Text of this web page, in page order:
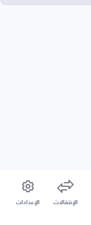
الإنتقالات الإعدادات